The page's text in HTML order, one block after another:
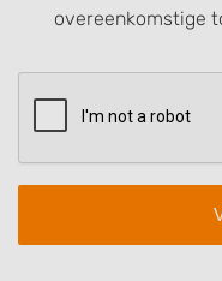
overeenkomstige
Use precise
Non-IAB processing
Necessary